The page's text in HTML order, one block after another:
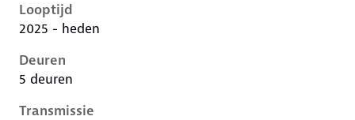
Looptijd
2025 - heden
Deuren
5 deuren
Transmissie